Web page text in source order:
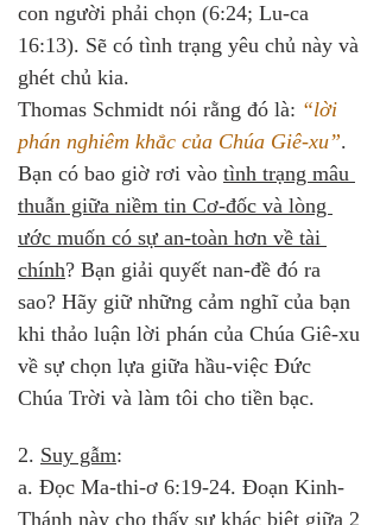
con người phải chọn (6:24; Lu-ca
16:13). Sẽ có tình trạng yêu chủ này và
ghét chủ kia.
Thomas Schmidt nói rằng đó là: “lời
phán nghiêm khắc của Chúa Giê-xu”.
Bạn có bao giờ rơi vào tình trạng mâu
thuẫn giữa niềm tin Cơ-đốc và lòng
ước muốn có sự an-toàn hơn về tài
chính? Bạn giải quyết nan-đề đó ra
sao? Hãy giữ những cảm nghĩ của bạn
khi thảo luận lời phán của Chúa Giê-xu
về sự chọn lựa giữa hầu-việc Đức
Chúa Trời và làm tôi cho tiền bạc.
2. Suy gẫm:
a. Đọc Ma-thi-ơ 6:19-24. Đoạn Kinh-
Thánh này cho thấy sự khác biệt giữa 2